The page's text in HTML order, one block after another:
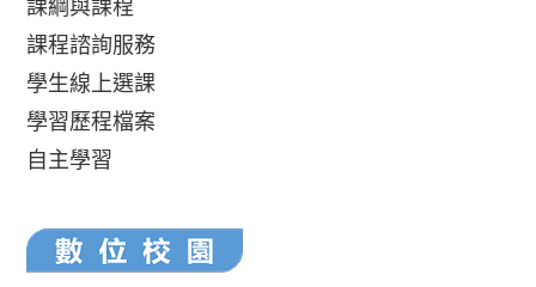
課綱與課程
課程諮詢服務
學生線上選課
學習歷程檔案
自主學習